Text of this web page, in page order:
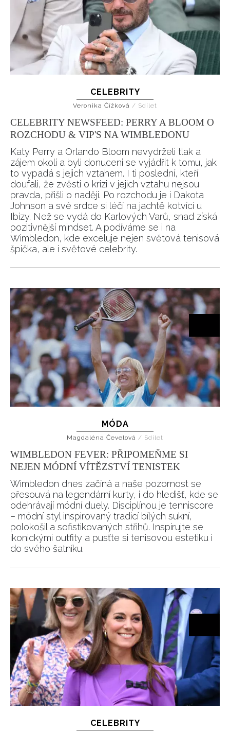
INFORMACE
REDAKCE
CELEBRITY
Veronika Čížková / Sdílet
CELEBRITY NEWSFEED: PERRY A BLOOM O
ROZCHODU & VIP'S NA WIMBLEDONU
Katy Perry a Orlando Bloom nevydrželi tlak a
zájem okolí a byli donuceni se vyjádřit k tomu, jak
to vypadá s jejich vztahem. I ti poslední, kteří
doufali, že zvěsti o krizi v jejich vztahu nejsou
pravda, přišli o naději. Po rozchodu je i Dakota
Johnson a své srdce si léčí na jachtě kotvící u
Ibizy. Než se vydá do Karlových Varů, snad získá
pozitivnější mindset. A podíváme se i na
Wimbledon, kde exceluje nejen světová tenisová
špička, ale i světové celebrity.
MÓDA
Magdaléna Čevelová / Sdílet
WIMBLEDON FEVER: PŘIPOMEŇME SI
NEJEN MÓDNÍ VÍTĚZSTVÍ TENISTEK
Wimbledon dnes začíná a naše pozornost se
přesouvá na legendární kurty, i do hledišť, kde se
odehrávají módní duely. Disciplínou je tenniscore
– módní styl inspirovaný tradicí bílých sukní,
polokošil a sofistikovaných střihů. Inspirujte se
ikonickými outfity a pusťte si tenisovou estetiku i
do svého šatníku.
CELEBRITY